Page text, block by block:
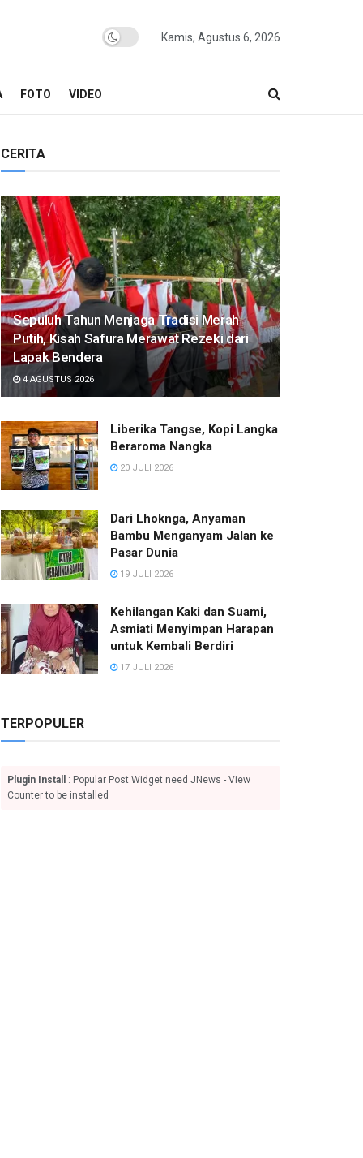
Kamis, Agustus 6, 2026
FOTO VIDEO
CERITA
Sepuluh Tahun Menjaga Tradisi Merah
Putih, Kisah Safura Merawat Rezeki dari
Lapak Bendera
4 AGUSTUS 2026
Liberika Tangse, Kopi Langka
Beraroma Nangka
20 JULI 2026
Dari Lhoknga, Anyaman
Bambu Menganyam Jalan ke
Pasar Dunia
19 JULI 2026
Kehilangan Kaki dan Suami,
Asmiati Menyimpan Harapan
untuk Kembali Berdiri
17 JULI 2026
TERPOPULER
Plugin Install
: Popular Post Widget need JNews - View
Counter to be installed